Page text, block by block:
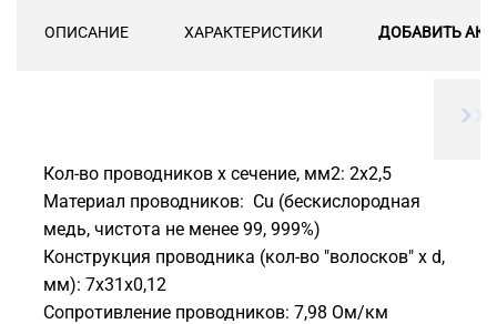
ОПИСАНИЕ ХАРАКТЕРИСТИКИ ДОБАВИТЬ
Кол-во проводников х сечение, мм2: 2х2,5
Материал проводников: Cu (бескислородная
медь, чистота не менее 99, 999%)
Конструкция проводника (кол-во "волосков" х d,
мм): 7х31х0,12
Сопротивление проводников: 7,98 Ом/км